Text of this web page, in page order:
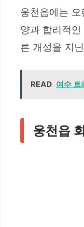
웅천읍에는
양과 합리적
른 개성을 지
READ 여수 트
웅천읍